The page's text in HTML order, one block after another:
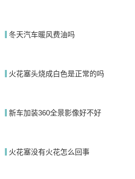
冬天汽车暖风费油吗
火花塞头烧成白色是正常的吗
新车加装360全景影像好不好
火花塞没有火花怎么回事